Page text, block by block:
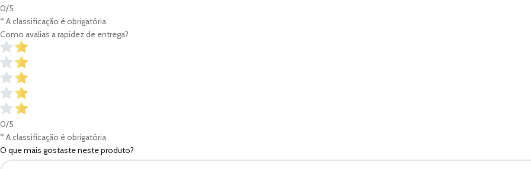
0/5
* A classificação é obrigatória
Como avalias a rapidez de entrega?
0/5
* A classificação é obrigatória
O que mais gostaste neste produto?